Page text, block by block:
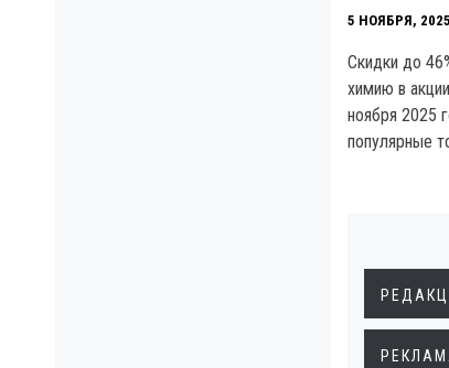
5 НОЯБРЯ, 2025
Скидки до
химию в
ноября 2025
популярные